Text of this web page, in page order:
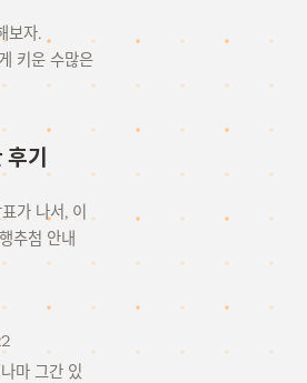
보자.
키운 수많은
기
가 나서, 이
추첨 안내
마 그간 있